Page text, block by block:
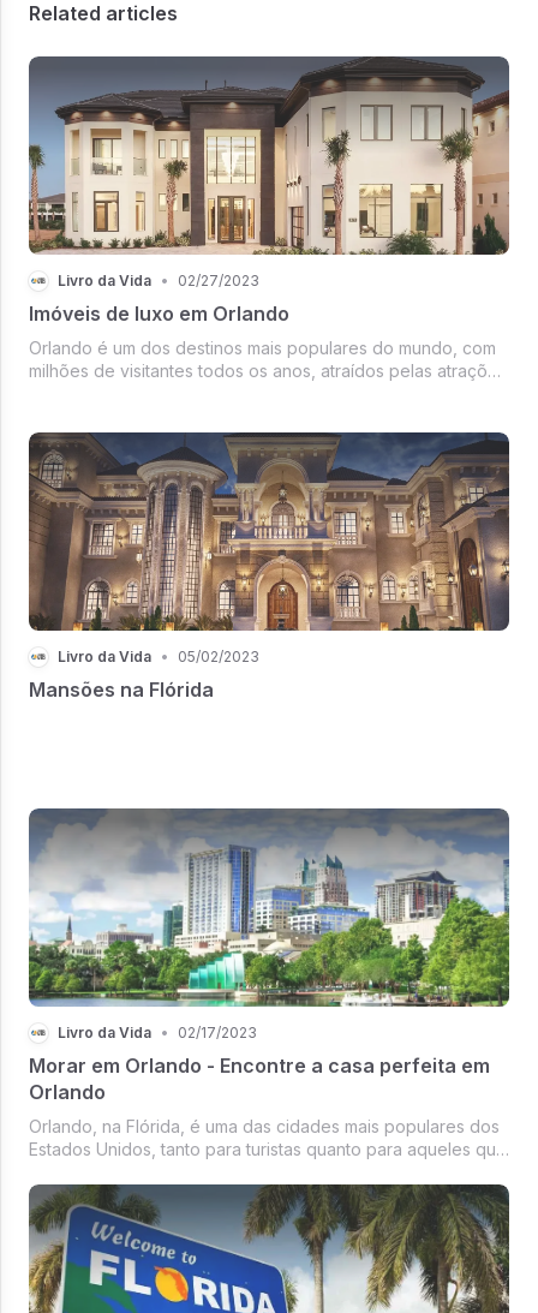
Related articles
Livro da Vida • 02/27/2023
Imóveis de luxo em Orlando
Orlando é um dos destinos mais populares do mundo, com
milhões de visitantes todos os anos, atraídos pelas atrações
Orlan...
Livro da Vida • 05/02/2023
Mansões na Flórida
Livro da Vida • 02/17/2023
Morar em Orlando - Encontre a casa perfeita em
Orlando
Orlando, na Flórida, é uma das cidades mais populares dos
Estados Unidos, tanto para turistas quanto para aqueles que
parques temáticos, como a Disney World, a Universal
Studios e o Sea...